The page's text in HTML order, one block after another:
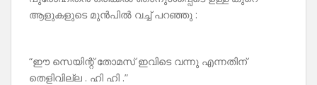
ആളുകളുടെ മുൻപിൽ വച്ച് പറഞ്ഞു :
“ഈ സെയിന്റ് തോമസ് ഇവിടെ വന്നു എന്നതിന്
തെളിവില്ല . ഹി ഹി .”